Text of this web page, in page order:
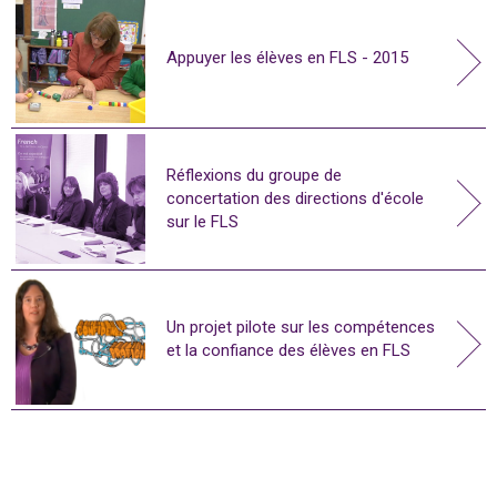
Appuyer les élèves en FLS - 2015
Réflexions du groupe de
concertation des directions d'école
sur le FLS
Un projet pilote sur les compétences
et la confiance des élèves en FLS